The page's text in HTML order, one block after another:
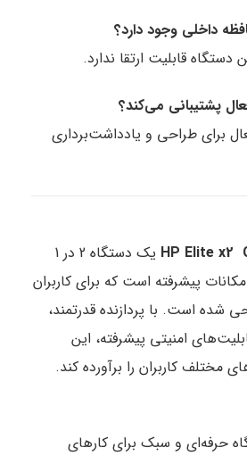
قابلیت ارتقا ندارد.
برای طراحی و یادداشت‌برداری
HP Elite x2
یک دستگاه 2 در 1
پیشرفته است که برای کاربران
شده است. با پردازنده قدرتمند،
امنیتی پیشرفته، این
مختلف کاربران را برآورده کند.
حرفه‌ای و سبک برای کارهای